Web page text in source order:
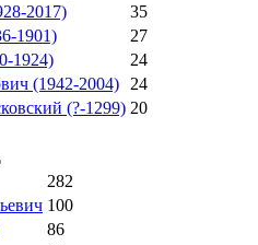
2017)
35
1901)
27
1924)
24
(1942-2004)
24
(?-1299) 20
282
100
86